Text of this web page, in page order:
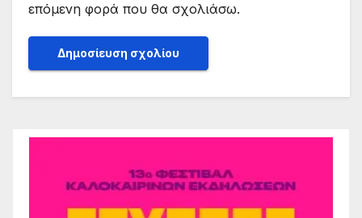
επόμενη φορά που θα σχολιάσω.